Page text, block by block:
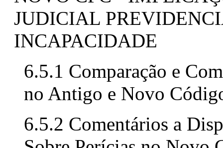
JUDICIAL
INCAPACIDADE
6.5.1 Comparação e
no Antigo e Novo
6.5.2 Comentários a